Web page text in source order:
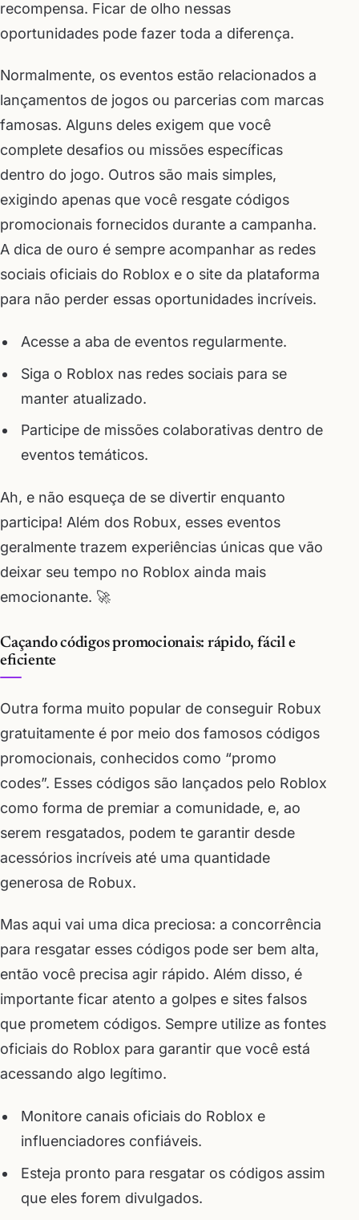
recompensa. Ficar de olho nessas
oportunidades pode fazer toda a diferença.
Normalmente, os eventos estão relacionados a
lançamentos de jogos ou parcerias com marcas
famosas. Alguns deles exigem que você
complete desafios ou missões específicas
dentro do jogo. Outros são mais simples,
exigindo apenas que você resgate códigos
promocionais fornecidos durante a campanha.
A dica de ouro é sempre acompanhar as redes
sociais oficiais do Roblox e o site da plataforma
para não perder essas oportunidades incríveis.
Acesse a aba de eventos regularmente.
Siga o Roblox nas redes sociais para se
manter atualizado.
Participe de missões colaborativas dentro de
eventos temáticos.
Ah, e não esqueça de se divertir enquanto
participa! Além dos Robux, esses eventos
geralmente trazem experiências únicas que vão
deixar seu tempo no Roblox ainda mais
emocionante. 🚀
Caçando códigos promocionais: rápido, fácil e
eficiente
Outra forma muito popular de conseguir Robux
gratuitamente é por meio dos famosos códigos
promocionais, conhecidos como “promo
codes”. Esses códigos são lançados pelo Roblox
como forma de premiar a comunidade, e, ao
serem resgatados, podem te garantir desde
acessórios incríveis até uma quantidade
generosa de Robux.
Mas aqui vai uma dica preciosa: a concorrência
para resgatar esses códigos pode ser bem alta,
então você precisa agir rápido. Além disso, é
importante ficar atento a golpes e sites falsos
que prometem códigos. Sempre utilize as fontes
oficiais do Roblox para garantir que você está
acessando algo legítimo.
Monitore canais oficiais do Roblox e
influenciadores confiáveis.
Esteja pronto para resgatar os códigos assim
que eles forem divulgados.